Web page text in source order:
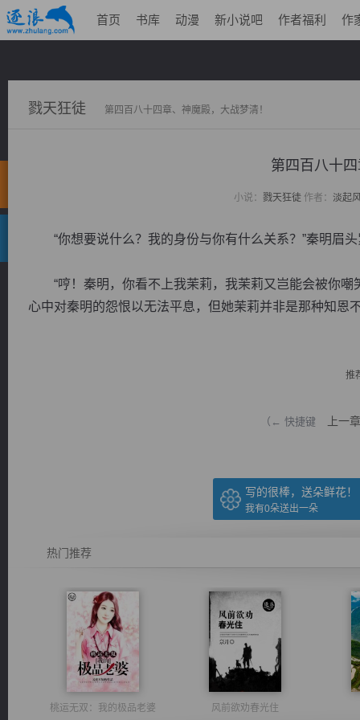
首页 书库 动漫 新小说吧 作者福利 作
戮天狂徒 第四百八十四章、神魔殿，大战梦清！
第四百八十
小说： 戮天狂徒作者： 淡起
“你想要说什么？我的身份与你有什么关系？”秦明眉
“哼！秦明，你看不上我茉莉，我茉莉又岂能会被你嘲
心中对秦明的怨恨以无法平息，但她茉莉并非是那种知恩
推
（← 快捷键 上一章
写的很棒，送朵鲜花！
我有0朵送出一朵
热门推荐
桃运无双：我的极品老婆 风前欲劝春光住